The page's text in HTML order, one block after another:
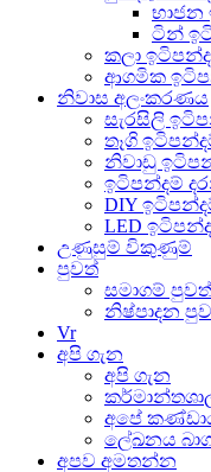
භාජන
ටින්
කලා
ආගමික
නිවාස අලංකරණය
සැරසිලි
තෑගි
නිවාඩු
ඉටිපන්දම්
DIY
LED
උණුසුම් විකුණුම්
පුවත්
සමාගම් පුවත්
නිෂ්පාදන
Vr
අපි ගැන
අපි ගැන
අපේ
ලේඛනය
අපව අමතන්න